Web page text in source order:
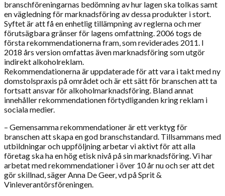
branschföreningarnas bedömning av hur lagen ska tolkas samt
en vägledning för marknadsföring av dessa produkter i stort.
Syftet är att få en enhetlig tillämpning av reglerna och mer
förutsägbara gränser för lagens omfattning. 2006 togs de
första rekommendationerna fram, som reviderades 2011. I
2018 års version omfattas även marknadsföring som utgör
indirekt alkoholreklam.
Rekommendationerna är uppdaterade för att vara i takt med ny
domstolspraxis på området och är ett sätt för branschen att ta
fortsatt ansvar för alkoholmarknadsföring. Bland annat
innehåller rekommendationen förtydliganden kring reklam i
sociala medier.
– Gemensamma rekommendationer är ett verktyg för
branschen att skapa en god branschstandard. Tillsammans med
utbildningar och uppföljning arbetar vi aktivt för att alla
företag ska ha en hög etisk nivå på sin marknadsföring. Vi har
arbetat med rekommendationer i över 10 år nu och ser att det
gör skillnad, säger Anna De Geer, vd på Sprit &
Vinleverantörsföreningen.